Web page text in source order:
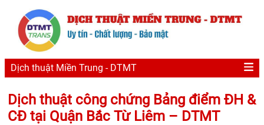
Dịch thuật Miền Trung - DTMT
Dịch thuật công chứng Bảng điểm ĐH &
CĐ tại Quận Bắc Từ Liêm – DTMT